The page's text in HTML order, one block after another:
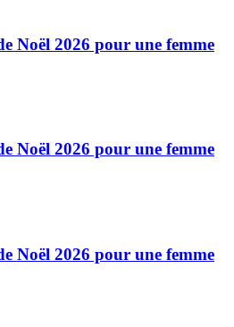
Noël 2026 pour une femme
Noël 2026 pour une femme
Noël 2026 pour une femme